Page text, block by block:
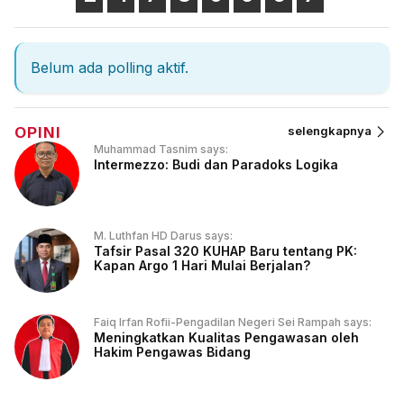
Belum ada polling aktif.
OPINI selengkapnya
Muhammad Tasnim says:
Intermezzo: Budi dan Paradoks Logika
M. Luthfan HD Darus says:
Tafsir Pasal 320 KUHAP Baru tentang PK:
Kapan Argo 1 Hari Mulai Berjalan?
Faiq Irfan Rofii-Pengadilan Negeri Sei Rampah says:
Meningkatkan Kualitas Pengawasan oleh
Hakim Pengawas Bidang